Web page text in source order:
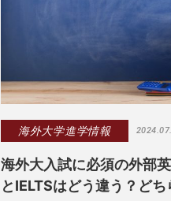
海外大学進学情報
海外大入試に必須の外部
とIELTSはどう違う？ど